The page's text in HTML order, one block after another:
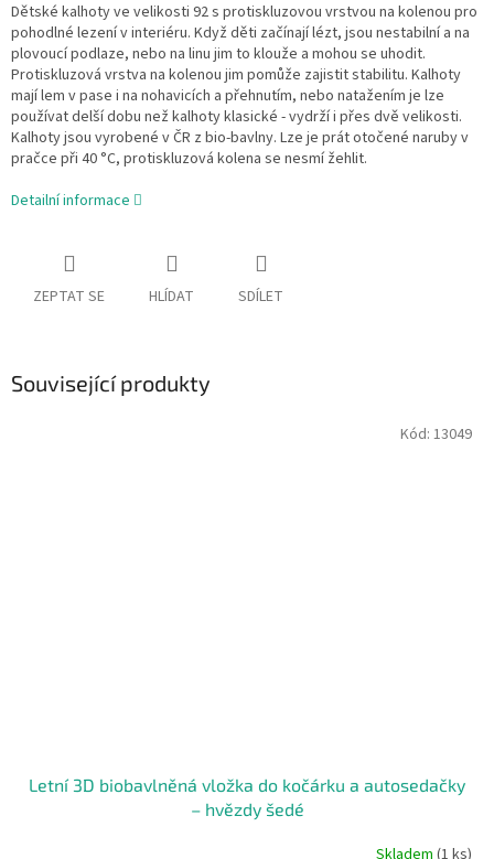
Dětské kalhoty ve velikosti 92 s protiskluzovou vrstvou na kolenou pro
pohodlné lezení v interiéru. Když děti začínají lézt, jsou nestabilní a na
plovoucí podlaze, nebo na linu jim to klouže a mohou se uhodit.
Protiskluzová vrstva na kolenou jim pomůže zajistit stabilitu. Kalhoty
mají lem v pase i na nohavicích a přehnutím, nebo natažením je lze
používat delší dobu než kalhoty klasické - vydrží i přes dvě velikosti.
Kalhoty jsou vyrobené v ČR z bio-bavlny. Lze je prát otočené naruby v
pračce při 40 °C, protiskluzová kolena se nesmí žehlit.
Detailní informace
ZEPTAT SE HLÍDAT SDÍLET
Související produkty
Letní 3D biobavlněná vložka do kočárku a autosedačky
– hvězdy šedé
Skladem (1 ks)
Kód: 13049